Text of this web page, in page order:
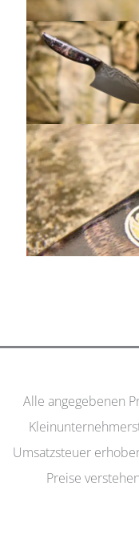
Alle angegebenen
Umsatzsteuer
Preise